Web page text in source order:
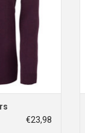
€23,98